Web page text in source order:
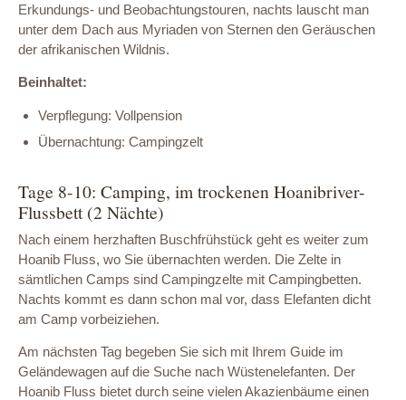
Erkundungs- und Beobachtungstouren, nachts lauscht man
unter dem Dach aus Myriaden von Sternen den Geräuschen
der afrikanischen Wildnis.
Beinhaltet:
Verpflegung: Vollpension
Übernachtung: Campingzelt
Tage 8-10: Camping, im trockenen Hoanibriver-
Flussbett (2 Nächte)
Nach einem herzhaften Buschfrühstück geht es weiter zum
Hoanib Fluss, wo Sie übernachten werden. Die Zelte in
sämtlichen Camps sind Campingzelte mit Campingbetten.
Nachts kommt es dann schon mal vor, dass Elefanten dicht
am Camp vorbeiziehen.
Am nächsten Tag begeben Sie sich mit Ihrem Guide im
Geländewagen auf die Suche nach Wüstenelefanten. Der
Hoanib Fluss bietet durch seine vielen Akazienbäume einen